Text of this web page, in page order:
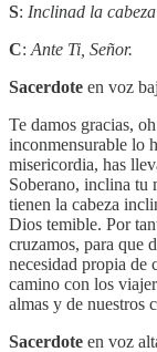
S: Inclinad la
C: Ante Ti, Señor.
Sacerdote en voz
Te damos gracias,
inconmensurable lo
misericordia, has
Soberano, inclina tu
tienen la cabeza
Dios temible. Por
cruzamos, para que
necesidad propia de
camino con los
almas y de nuestros
Sacerdote en voz